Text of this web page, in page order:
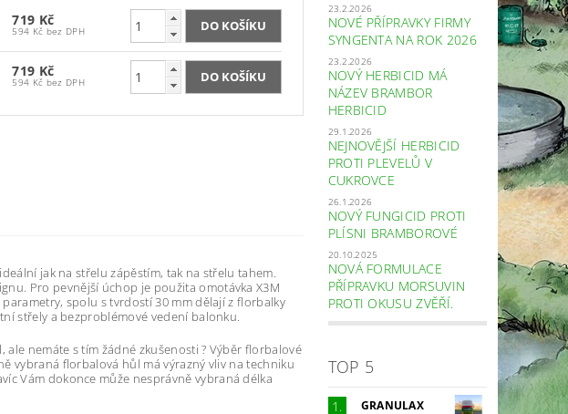
719 Kč
594 Kč bez DPH
719 Kč
594 Kč bez DPH
jak na střelu zápěstím, tak na střelu tahem.
Pro pevnější úchop je použita omotávka X3M
spolu s tvrdostí 30 mm dělají z florbalky
střely a bezproblémové vedení balonku.
nemáte s tím žádné zkušenosti ? Výběr florbalové
vybraná florbalová hůl má výrazný vliv na techniku
Vám dokonce může nesprávně vybraná délka
23.2.2026
NOVÉ PŘÍPRAVKY FIRMY
SYNGENTA NA ROK 2026
23.2.2026
NOVÝ HERBICID MÁ
NÁZEV BRAMBOR
HERBICID
29.1.2026
NEJNOVĚJŠÍ HERBICID
PROTI PLEVELŮ V
CUKROVCE
26.1.2026
NOVÝ FUNGICID PROTI
PLÍSNI BRAMBOROVÉ
20.10.2025
NOVÁ FORMULACE
PŘÍPRAVKU MORSUVIN
PROTI OKUSU ZVĚŘÍ.
TOP 5
GRANULAX